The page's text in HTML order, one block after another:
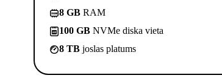
8 GB RAM
100 GB NVMe diska vieta
8 TB joslas platums